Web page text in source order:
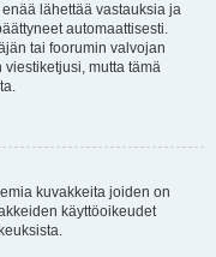
lähettää vastauksia ja
automaattisesti.
tai foorumin valvojan
mutta tämä
kuvakkeita joiden on
käyttöoikeudet